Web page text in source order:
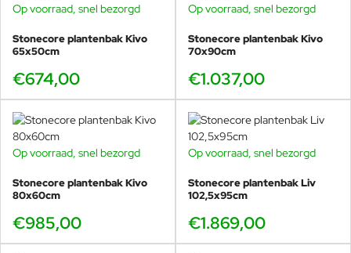
Op voorraad, snel bezorgd
Stonecore plantenbak Kivo
65x50cm
€674,00
Op voorraad, snel bezorgd
Stonecore plantenbak Kivo
70x90cm
€1.037,00
Op voorraad, snel bezorgd
Stonecore plantenbak Kivo
80x60cm
€985,00
Op voorraad, snel bezorgd
Stonecore plantenbak Liv
102,5x95cm
€1.869,00